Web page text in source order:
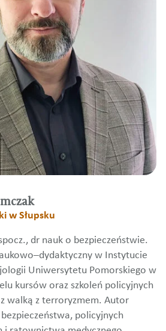
w Słupsku
dr nauk o bezpieczeństwie.
w Instytucie
Uniwersytetu Pomorskiego w
kursów oraz szkoleń policyjnych
walką z terroryzmem. Autor
policyjnych